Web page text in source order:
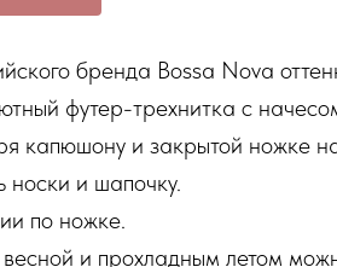
бренда Bossa Nova
футер-трехнитка с
капюшону и закрытой ножке
носки и шапочку.
по ножке.
и прохладным летом